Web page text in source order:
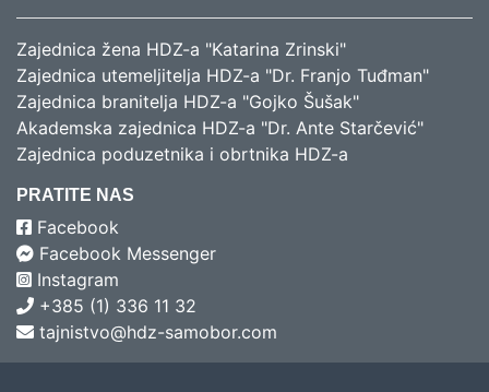
Zajednica žena HDZ-a "Katarina Zrinski"
Zajednica utemeljitelja HDZ-a "Dr. Franjo Tuđman"
Zajednica branitelja HDZ-a "Gojko Šušak"
Akademska zajednica HDZ-a "Dr. Ante Starčević"
Zajednica poduzetnika i obrtnika HDZ-a
PRATITE NAS
Facebook
Facebook Messenger
Instagram
+385 (1) 336 11 32
tajnistvo@hdz-samobor.com